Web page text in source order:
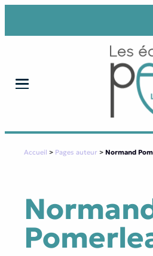
Accueil > Pages auteur > Normand